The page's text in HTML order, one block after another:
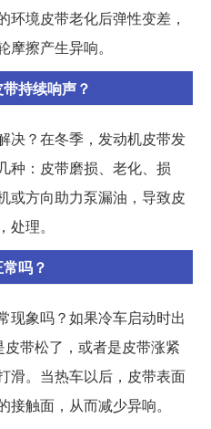
环境皮带老化后弹性变差，
擦产生异响。
持续响声？
决？在冬季，发动机皮带发
种：皮带磨损、老化、损
或方向助力泵漏油，导致皮
理。
吗？
现象吗？如果冷车启动时出
皮带松了，或者是皮带涨紧
滑。当热车以后，皮带表面
触面，从而减少异响。